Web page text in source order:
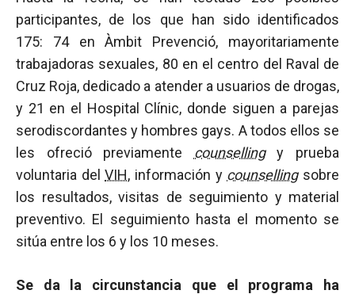
participantes, de los que han sido identificados
175: 74 en Àmbit Prevenció, mayoritariamente
trabajadoras sexuales, 80 en el centro del Raval de
Cruz Roja, dedicado a atender a usuarios de drogas,
y 21 en el Hospital Clínic, donde siguen a parejas
serodiscordantes y hombres gays. A todos ellos se
les ofreció previamente counselling
y prueba
voluntaria delVIH, información y counsellingsobre
los resultados, visitas de seguimiento y material
preventivo. El seguimiento hasta el momento se
sitúa entre los 6 y los 10 meses.
Se da la circunstancia que el programa ha